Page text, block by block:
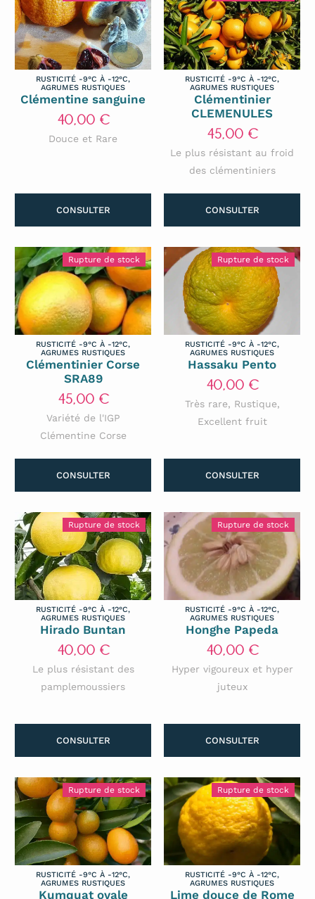
RUSTICITÉ -9°C À -12°C,
AGRUMES RUSTIQUES
Clémentine sanguine
40,00 €
Douce et Rare
CONSULTER
RUSTICITÉ -9°C À -12°C,
AGRUMES RUSTIQUES
Clémentinier
CLEMENULES
45,00 €
Le plus résistant au froid
des clémentiniers
CONSULTER
Rupture de stock
RUSTICITÉ -9°C À -12°C,
AGRUMES RUSTIQUES
Clémentinier Corse
SRA89
45,00 €
Variété de l'IGP
Clémentine Corse
CONSULTER
Rupture de stock
RUSTICITÉ -9°C À -12°C,
AGRUMES RUSTIQUES
Hassaku Pento
40,00 €
Très rare, Rustique,
Excellent fruit
CONSULTER
Rupture de stock
RUSTICITÉ -9°C À -12°C,
AGRUMES RUSTIQUES
Hirado Buntan
40,00 €
Le plus résistant des
pamplemoussiers
CONSULTER
Rupture de stock
RUSTICITÉ -9°C À -12°C,
AGRUMES RUSTIQUES
Honghe Papeda
40,00 €
Hyper vigoureux et hyper
juteux
CONSULTER
Rupture de stock
RUSTICITÉ -9°C À -12°C,
AGRUMES RUSTIQUES
Kumquat ovale
Rupture de stock
RUSTICITÉ -9°C À -12°C,
AGRUMES RUSTIQUES
Lime douce de Rome